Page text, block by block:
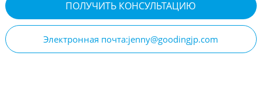
ПОЛУЧИТЬ КОНСУЛЬТАЦИЮ
Электронная почта:jenny@goodingjp.com